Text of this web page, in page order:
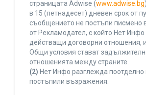
страницата Adwise (www.adwise.bg
в 15 (петнадесет) дневен срок от
съобщението не постъпи писмено
от Рекламодател, с който Нет
действащи договорни отношения,
Общи условия стават
отношенията между страните.
(2) Нет Инфо разглежда поотделно
постъпили възражения.